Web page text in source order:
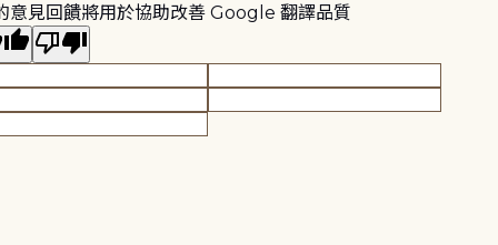
意見回饋將用於協助改善 Google 翻譯品質